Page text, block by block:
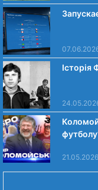
Історія